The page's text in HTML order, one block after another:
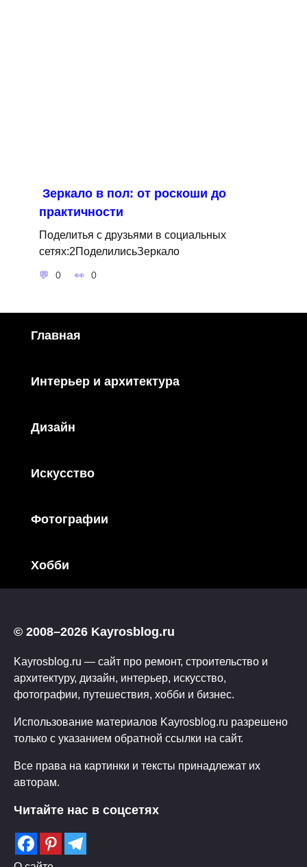
Зеркало в пол: от роскоши до
практичности
Поделитья с друзьями в социальных
сетях:2ПоделилисьЗеркало
0 0
Главная
Интерьер и архитектура
Дизайн
Искусство
Фотографии
Хобби
© 2008–2026 Kayrosblog.ru
Kayrosblog.ru — сайт про ремонт, строительство и
архитектуру, дизайн, интерьер, искусство,
фотографии, путешествия, хобби и бизнес.
Использование материалов Kayrosblog.ru разрешено
только с указанием обратной ссылки на сайт.
Все права на картинки и тексты принадлежат их
авторам.
Читайте нас в соцсетях